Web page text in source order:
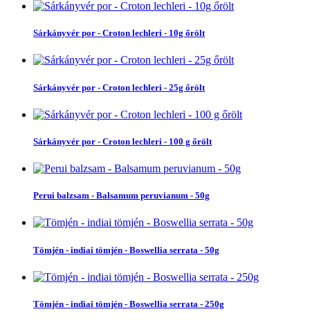
Sárkányvér por - Croton lechleri - 10g őrölt
Sárkányvér por - Croton lechleri - 25g őrölt
Sárkányvér por - Croton lechleri - 100 g őrölt
Perui balzsam - Balsamum peruvianum - 50g
Tömjén - indiai tömjén - Boswellia serrata - 50g
Tömjén - indiai tömjén - Boswellia serrata - 250g